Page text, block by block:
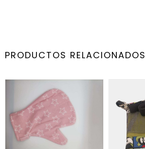
PRODUCTOS RELACIONADOS